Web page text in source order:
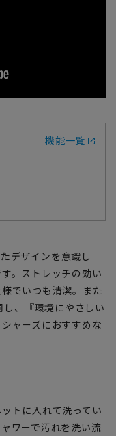
機能一覧
デザインを意識し
。ストレッチの効い
でいつも清潔。また
、『環境にやさしい
ャーズにおすすめな
トに入れて洗ってい
ワーで汚れを洗い流